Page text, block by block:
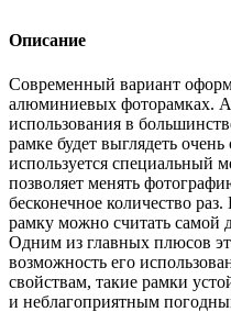
Описание
Современный вариант
алюминиевых фоторамках.
использования в
рамке будет выглядеть
используется специальный
позволяет менять
бесконечное количество
рамку можно считать самой
Одним из главных плюсов
возможность его
свойствам, такие рамки
и неблагоприятным